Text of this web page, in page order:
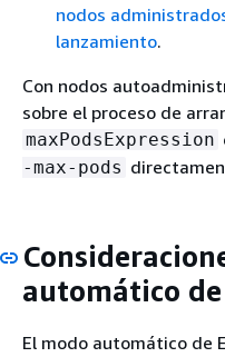
nodos
lanzamiento.
Con nodos
sobre el proceso de
maxPodsExpression
-max-pods
automático de
El modo automático de